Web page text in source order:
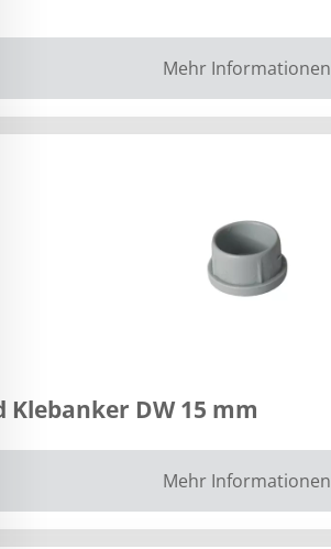
Mehr Informationen
DW 15 mm
Mehr Informationen